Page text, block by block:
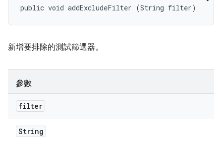
public void addExcludeFilter (String filter)
新增要排除的測試篩選器。
參數
filter
String